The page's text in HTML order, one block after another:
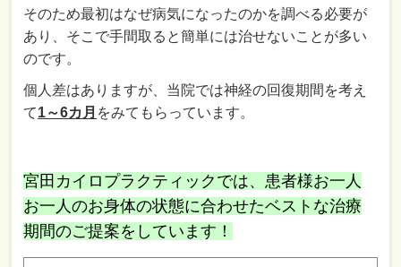
そのため最初はなぜ病気になったのかを調べる必要が
あり、そこで手間取ると簡単には治せないことが多い
のです。
個人差はありますが、当院では神経の回復期間を考え
て1～6カ月 をみてもらっています。
宮田カイロプラクティックでは、患者様お一人
お一人のお身体の状態に合わせたベストな治療
期間のご提案をしています！